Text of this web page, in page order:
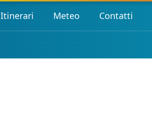
Itinerari Meteo Contatti